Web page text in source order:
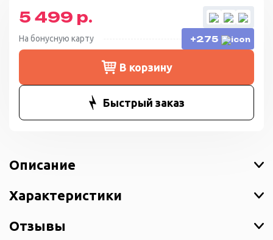
5 499 р.
На бонусную карту +275
В корзину
Быстрый заказ
Описание
Характеристики
Отзывы